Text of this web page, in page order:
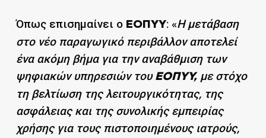
Όπως επισημαίνει ο ΕΟΠΥΥ: «Η μετάβαση
στο νέο παραγωγικό περιβάλλον αποτελεί
ένα ακόμη βήμα για την αναβάθμιση των
ψηφιακών υπηρεσιών του ΕΟΠΥΥ,με στόχο
τη βελτίωση της λειτουργικότητας, της
ασφάλειας και της συνολικής εμπειρίας
χρήσης για τους πιστοποιημένους ιατρούς,